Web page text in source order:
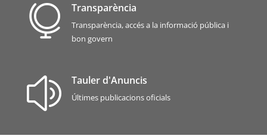
 Transparència
Transparència, accés a la informació pública i
bon govern
z Tauler d'Anuncis
Últimes publicacions oficials